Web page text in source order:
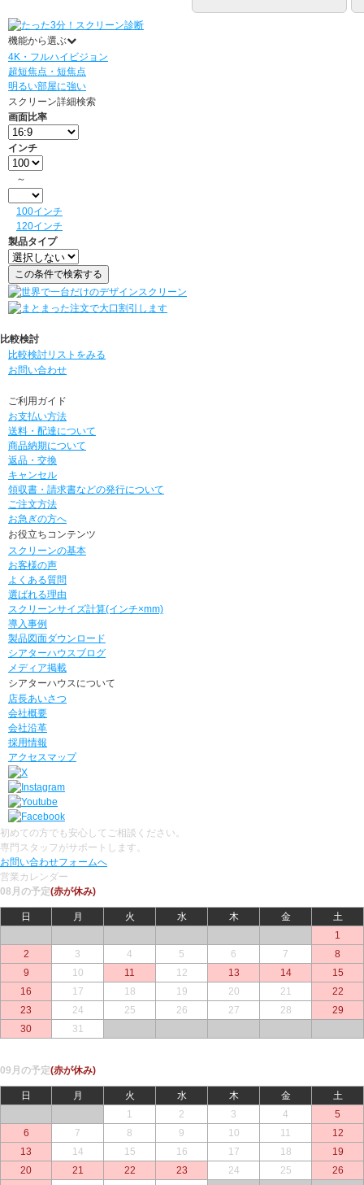
機能から選ぶ
4K・フルハイビジョン
超短焦点・短焦点
明るい部屋に強い
スクリーン詳細検索
画面比率
インチ
～
100インチ
120インチ
製品タイプ
比較検討
比較検討リストをみる
お問い合わせ
ご利用ガイド
お支払い方法
送料・配達について
商品納期について
返品・交換
キャンセル
領収書・請求書などの発行について
ご注文方法
お急ぎの方へ
お役立ちコンテンツ
スクリーンの基本
お客様の声
よくある質問
選ばれる理由
スクリーンサイズ計算(インチ×mm)
導入事例
製品図面ダウンロード
シアターハウスブログ
メディア掲載
シアターハウスについて
店長あいさつ
会社概要
会社沿革
採用情報
アクセスマップ
初めての方でも安心してご相談ください。
専門スタッフがサポートします。
お問い合わせフォームへ
営業カレンダー
08月の予定(赤が休み)
日 月 火 水 木 金
土
1
2
3 4 5 6 7
8
9
10 11 12 13 14
15
16
17 18 19 20 21
22
23
24 25 26 27 28
29
30
31
09月の予定(赤が休み)
日 月 火 水 木 金
土
1 2 3 4
5
6
7 8 9 10 11
12
13
14 15 16 17 18
19
20
21 22 23 24 25
26